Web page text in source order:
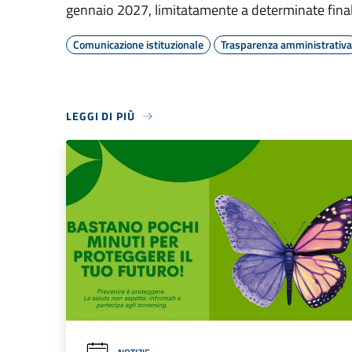
gennaio 2027, limitatamente a determinate
Comunicazione istituzionale Trasparenza amministrativa
LEGGI DI PIÙ